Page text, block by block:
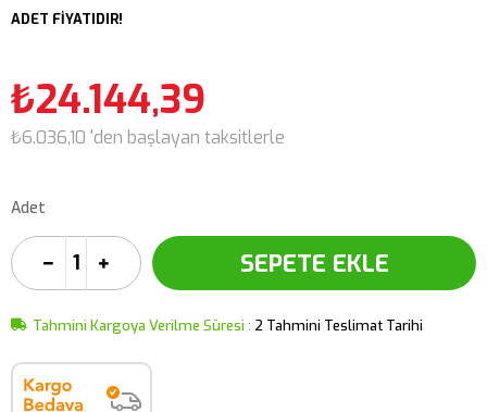
ADET FİYATIDIR!
₺24.144,39
₺6.036,10 'den başlayan taksitlerle
Adet
Tahmini Kargoya Verilme Süresi : 2 Tahmini Teslimat Tarihi